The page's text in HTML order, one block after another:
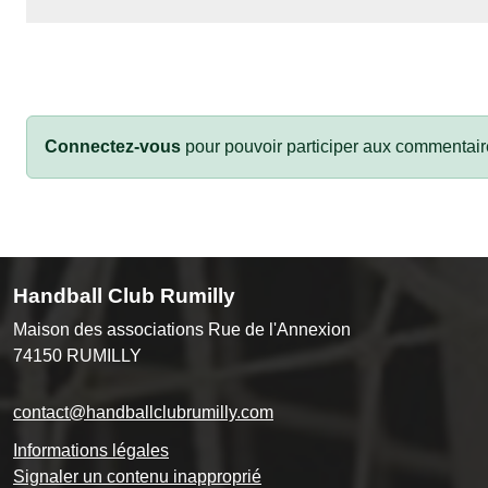
Connectez-vous pour pouvoir participer aux
Handball Club Rumilly
Maison des associations Rue de l'Annexion
74150 RUMILLY
contact@handballclubrumilly.com
Informations légales
Signaler un contenu inapproprié